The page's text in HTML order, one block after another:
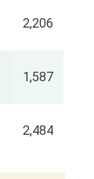
2,206
1,587
2,484